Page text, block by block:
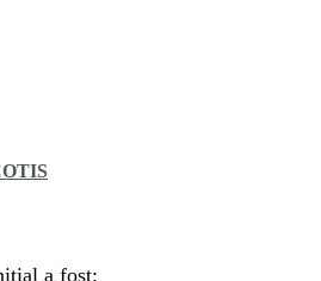
a fost: